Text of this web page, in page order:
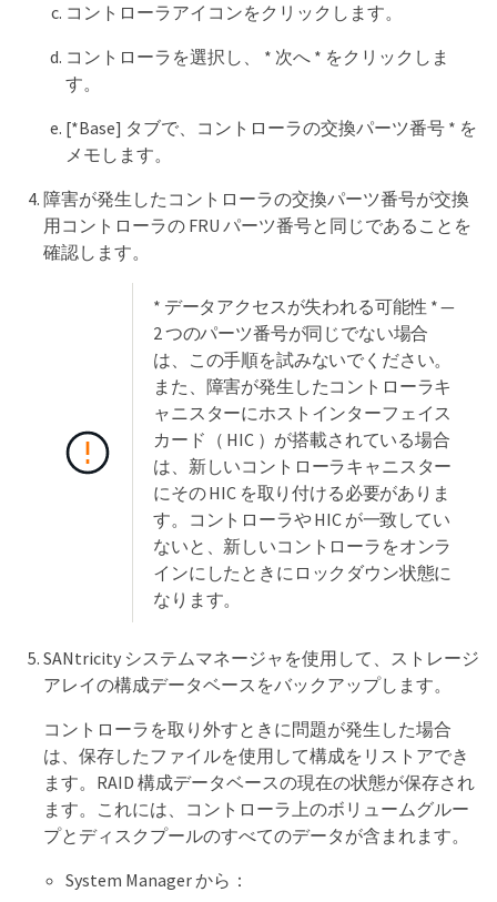
コントローラアイコンをクリックします。
コントローラを選択し、 * 次へ * をクリックしま
す。
[*Base] タブで、コントローラの交換パーツ番号 * を
メモします。
障害が発生したコントローラの交換パーツ番号が交換
用コントローラの FRU パーツ番号と同じであることを
確認します。
* データアクセスが失われる可能性 * —
2 つのパーツ番号が同じでない場合
は、この手順を試みないでください。
また、障害が発生したコントローラキ
ャニスターにホストインターフェイス
カード（ HIC ）が搭載されている場合
は、新しいコントローラキャニスター
にその HIC を取り付ける必要がありま
す。コントローラや HIC が一致してい
ないと、新しいコントローラをオンラ
インにしたときにロックダウン状態に
なります。
SANtricity システムマネージャを使用して、ストレージ
アレイの構成データベースをバックアップします。
コントローラを取り外すときに問題が発生した場合
は、保存したファイルを使用して構成をリストアでき
ます。RAID 構成データベースの現在の状態が保存され
ます。これには、コントローラ上のボリュームグルー
プとディスクプールのすべてのデータが含まれます。
System Manager から：